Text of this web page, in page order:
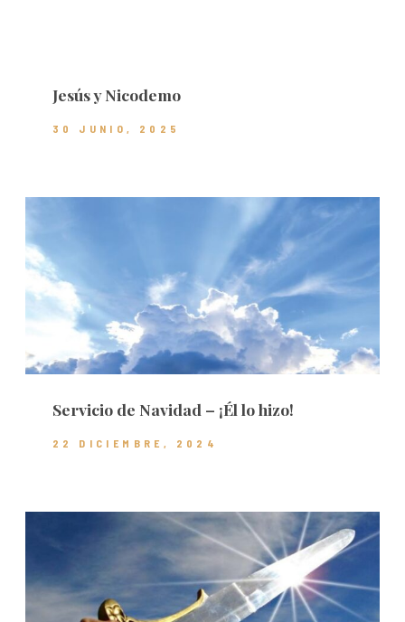
Jesús y Nicodemo
30 JUNIO, 2025
Servicio de Navidad – ¡Él lo hizo!
22 DICIEMBRE, 2024